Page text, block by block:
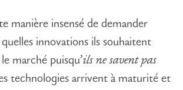
manière insensé de demander
innovations ils souhaitent
marché puisqu’ils ne savent pas
technologies arrivent à maturité et